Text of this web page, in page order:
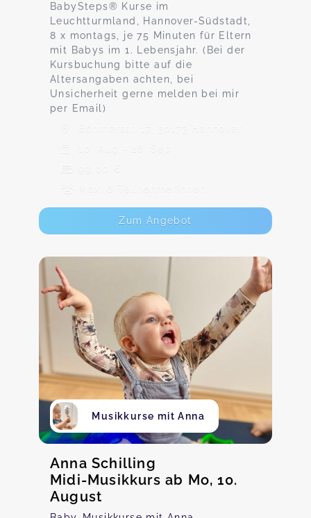
BabySteps® Kurse im
Leuchtturmland, Hannover-Südstadt,
8 x montags, je 75 Minuten für Eltern
mit Babys im 1. Lebensjahr. (Bei der
Kursbuchung bitte auf die
Altersangaben achten, bei
Unsicherheit gerne melden bei mir
per Email)
Böhmerstr. 17, 30173 Hannover
10. Aug - 28. Sep
99,00 €
Max. 8 TeilnehmerInnen
Zum Angebot
Musikkurse mit Anna
Anna Schilling
Midi-Musikkurs ab Mo, 10.
August